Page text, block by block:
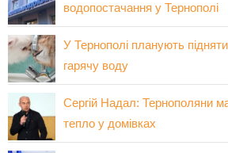
водопостачання у Тернополі
У Тернополі планують
гарячу воду
Сергій Надал: Тернополяни
тепло у домівках